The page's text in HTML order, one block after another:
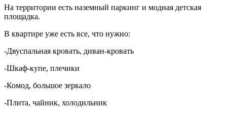
На территории есть наземный паркинг и модная детская
площадка.
В квартире уже есть все, что нужно:
-Двуспальная кровать, диван-кровать
-Шкаф-купе, плечики
-Комод, большое зеркало
-Плита, чайник, холодильник